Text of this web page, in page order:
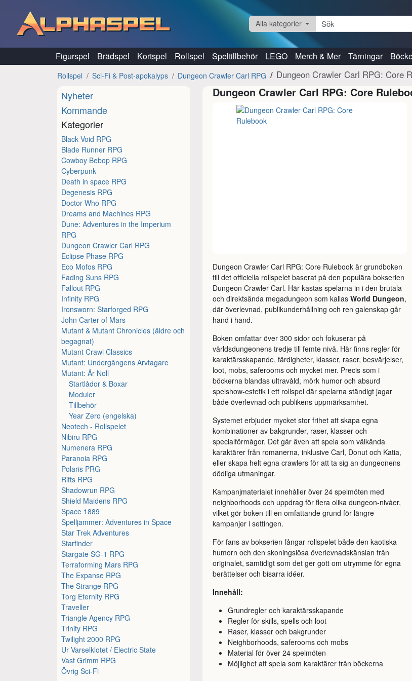
Alla kategorier
Figurspel Brädspel Kortspel Rollspel Speltillbehör LEGO Merch & Mer Tärningar
Rollspel Sci-Fi & Post-apokalyps Dungeon Crawler Carl RPG Dungeon Crawler Carl RPG: Core
Nyheter
Kommande
Kategorier
Black Void RPG
Blade Runner RPG
Cowboy Bebop RPG
Cyberpunk
Death in space RPG
Degenesis RPG
Doctor Who RPG
Dreams and Machines RPG
Dune: Adventures in the Imperium
RPG
Dungeon Crawler Carl RPG
Eclipse Phase RPG
Eco Mofos RPG
Fading Suns RPG
Fallout RPG
Infinity RPG
Ironsworn: Starforged RPG
John Carter of Mars
Mutant & Mutant Chronicles (äldre och
begagnat)
Mutant Crawl Classics
Mutant: Undergångens Arvtagare
Mutant: År Noll
Startlådor & Boxar
Moduler
Tillbehör
Year Zero (engelska)
Neotech - Rollspelet
Nibiru RPG
Numenera RPG
Paranoia RPG
Polaris PRG
Rifts RPG
Shadowrun RPG
Shield Maidens RPG
Space 1889
Spelljammer: Adventures in Space
Star Trek Adventures
Starfinder
Stargate SG-1 RPG
Terraforming Mars RPG
The Expanse RPG
The Strange RPG
Torg Eternity RPG
Traveller
Triangle Agency RPG
Trinity RPG
Twilight 2000 RPG
Ur Varselklotet / Electric State
Vast Grimm RPG
Övrig Sci-Fi
Dungeon Crawler Carl RPG: Core
Dungeon Crawler Carl RPG: Core Rulebook är grundboken
till det officiella rollspelet baserat på den populära bokserien
Dungeon Crawler Carl. Här kastas spelarna in i den brutala
och direktsända megadungeon som kallasWorld Dungeon,
där överlevnad, publikunderhållning och ren galenskap går
hand i hand.
Boken omfattar över 300 sidor och fokuserar på
världsdungeonens tredje till femte nivå. Här finns regler för
karaktärsskapande, färdigheter, klasser, raser, besvärjelser,
loot, mobs, saferooms och mycket mer. Precis som i
böckerna blandas ultravåld, mörk humor och absurd
spelshow-estetik i ett rollspel där spelarna ständigt jagar
både överlevnad och publikens uppmärksamhet.
Systemet erbjuder mycket stor frihet att skapa egna
kombinationer av bakgrunder, raser, klasser och
specialförmågor. Det går även att spela som välkända
karaktärer från romanerna, inklusive Carl, Donut och Katia,
eller skapa helt egna crawlers för att ta sig an dungeonens
dödliga utmaningar.
Kampanjmaterialet innehåller över 24 spelmöten med
neighborhoods och uppdrag för flera olika dungeon-nivåer,
vilket gör boken till en omfattande grund för längre
kampanjer i settingen.
För fans av bokserien fångar rollspelet både den kaotiska
humorn och den skoningslösa överlevnadskänslan från
originalet, samtidigt som det ger gott om utrymme för egna
berättelser och bisarra idéer.
Innehåll:
Grundregler och karaktärsskapande
Regler för skills, spells och loot
Raser, klasser och bakgrunder
Neighborhoods, saferooms och mobs
Material för över 24 spelmöten
Möjlighet att spela som karaktärer från böckerna